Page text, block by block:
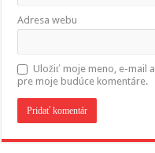
Adresa webu
Uložiť moje meno, e-mail
pre moje budúce komentáre.